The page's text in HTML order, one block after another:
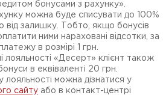
бонусами з рахунку».
можна буде списувати до 100%
від залишку. Тобто, якщо бонусів
ними нараховані відсотки, за
в розмірі 1 грн.
лояльності «Десерт» клієнт також
в еквіваленті 20 грн.
можна дізнатися у
сайту або в контакт-центрі